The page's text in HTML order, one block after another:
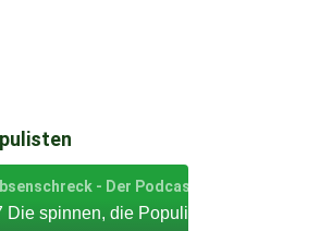
- Der Podcast
Die spinnen, die Populisten